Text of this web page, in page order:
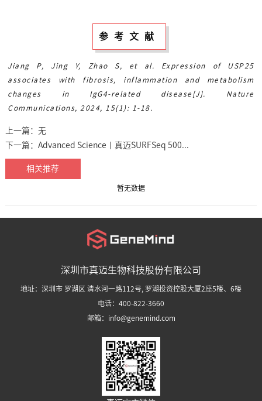
参考文献
Jiang P, Jing Y, Zhao S, et al. Expression of USP25
associates with fibrosis, inflammation and metabolism
changes in IgG4-related disease[J]. Nature
Communications, 2024, 15(1): 1-18.
上一篇： 无
下一篇： Advanced Science丨真迈SURFSeq 500...
相关推荐
暂无数据
深圳市真迈生物科技股份有限公司
地址：深圳市 罗湖区 清水河一路112号, 罗湖投资控股大厦2座5楼、6楼
电话：400-822-3660
邮箱：info@genemind.com